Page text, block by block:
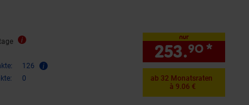
126
0
nur
253.90 *
ab 32 Monatsraten
à 9.06 €